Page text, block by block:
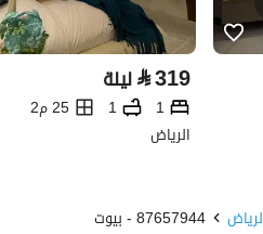
⃁319 ليلة
1
1
25 م2
الرياض
87657944 - بيوت